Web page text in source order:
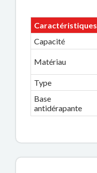
Caractéristiques
Capacité
Matériau
Type
Base
antidérapante